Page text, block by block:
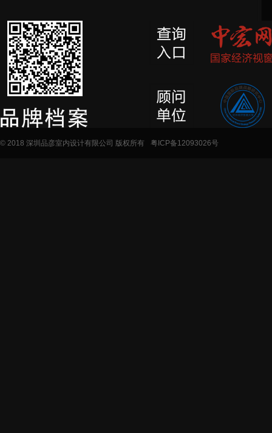
© 2018 深圳品彦室内设计有限公司 版权所有 粤ICP备12093026号